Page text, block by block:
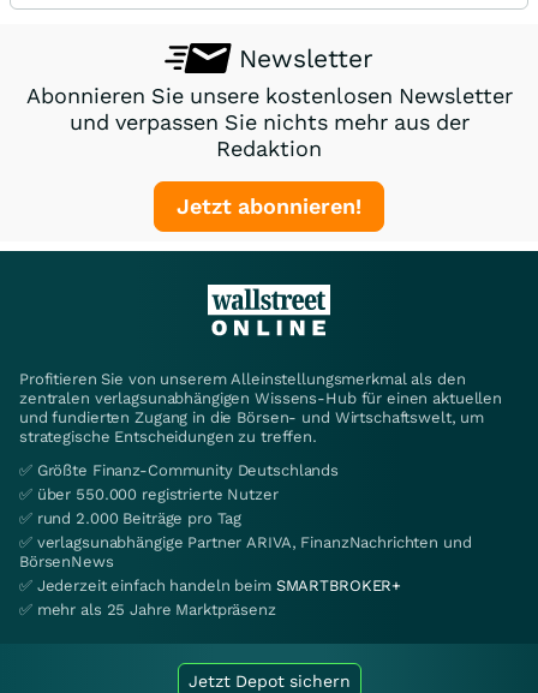
Newsletter
Abonnieren Sie unsere kostenlosen Newsletter
und verpassen Sie nichts mehr aus der
Redaktion
Jetzt abonnieren!
Profitieren Sie von unserem Alleinstellungsmerkmal als den
zentralen verlagsunabhängigen Wissens-Hub für einen aktuellen
und fundierten Zugang in die Börsen- und Wirtschaftswelt, um
strategische Entscheidungen zu treffen.
✅ Größte Finanz-Community Deutschlands
✅ über 550.000 registrierte Nutzer
✅ rund 2.000 Beiträge pro Tag
✅ verlagsunabhängige Partner ARIVA, FinanzNachrichten und
BörsenNews
✅ Jederzeit einfach handeln beim SMARTBROKER+
✅ mehr als 25 Jahre Marktpräsenz
Jetzt Depot sichern